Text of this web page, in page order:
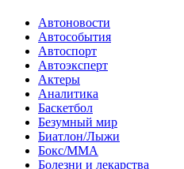
Автоновости
Автособытия
Автоспорт
Автоэксперт
Актеры
Аналитика
Баскетбол
Безумный мир
Биатлон/Лыжи
Бокс/MMA
Болезни и лекарства